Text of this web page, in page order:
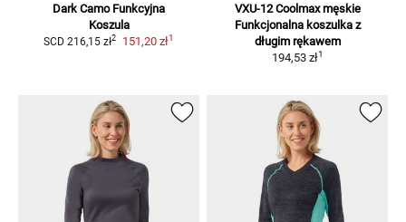
Dark Camo Funkcyjna
Koszula
SCD 216,15 zł2 151,20 zł1
VXU-12 Coolmax męskie
Funkcjonalna koszulka z
długim rękawem
194,53 zł1